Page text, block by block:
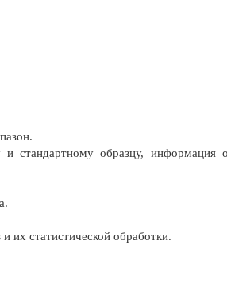
и стандартному образцу, информация
их статистической обработки.